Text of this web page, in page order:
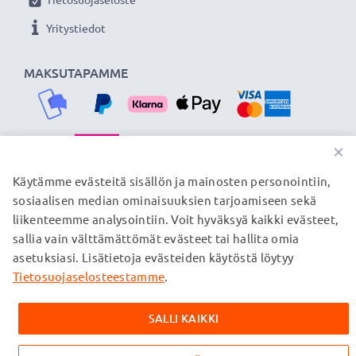
verkkokauppa, joka tarjoaa laadukkaita tuotteita, ja
MAKSUTAPAMME
Yritystiedot
TOIMITUSKUMPPANIMME
© subtel.fi 2026
Kaikki hinnat sisältävät arvonlisäveron, mutta ei
toimituskuluja. Kaikki sivuillamme mainitut tavaramerkit ovat
verkkosivuillamme ainoastaan tuotteitamme koskevan
×
Käytämme evästeitä sisällön ja mainosten personointiin,
sosiaalisen median ominaisuuksien tarjoamiseen sekä
liikenteemme analysointiin. Voit hyväksyä kaikki evästeet,
sallia vain välttämättömät evästeet tai hallita omia
asetuksiasi. Lisätietoja evästeiden käytöstä löytyy
Tietosuojaselosteestamme.
SALLI KAIKKI